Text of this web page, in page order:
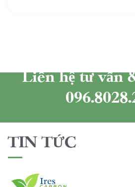
Liên hệ tư vấn
TIN TỨC